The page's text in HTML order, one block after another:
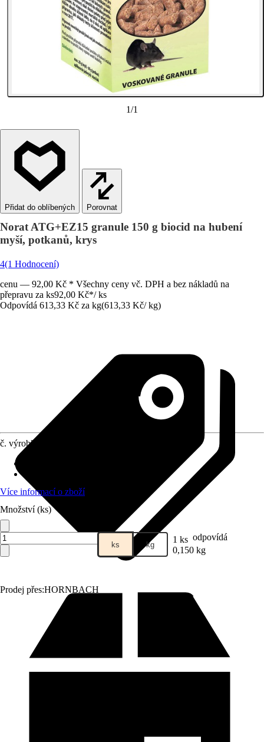
1/1
Porovnat
Norat ATG+EZ15 granule 150 g biocid na hubení
myší, potkanů, krys
4(1 Hodnocení)
cenu — 92,00 Kč * Všechny ceny vč. DPH a bez nákladů na
přepravu za ks92,00 Kč*/ ks
Odpovídá 613,33 Kč za kg(613,33 Kč/ kg)
Prodej přes:HORNBACH
č. výrobku
Více informací o zboží
Množství (ks)
ks kg 1 ks odpovídá
0,150 kg